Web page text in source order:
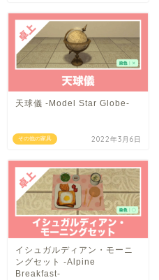
その他の家具
天球儀 -Model Star Globe-
2022年3月6日
イシュガルディアン・モーニ
ングセット -Alpine
Breakfast-